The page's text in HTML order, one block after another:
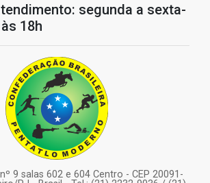
segunda a sexta-
18h
9 salas 602 e 604 Centro - CEP 20091-